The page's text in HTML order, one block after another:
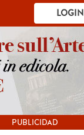
LOGIN
PUBLICIDAD